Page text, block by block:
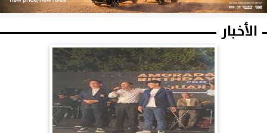
الأخبار